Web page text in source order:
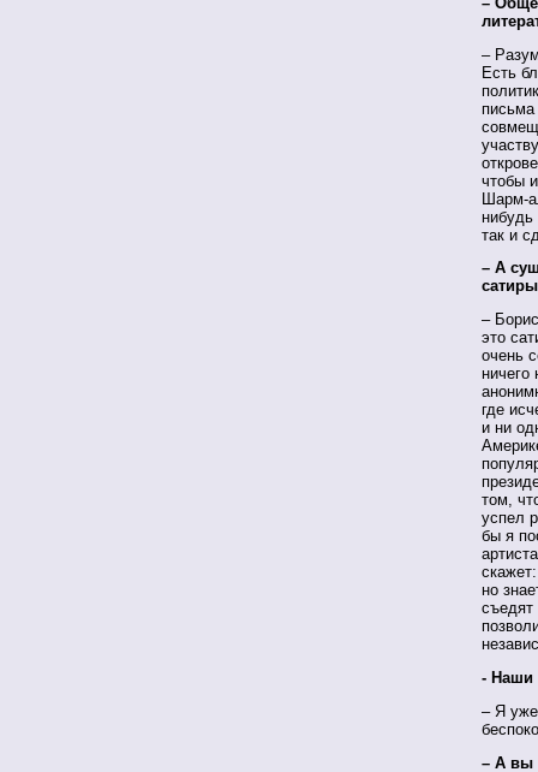
–
Есть
чтобы
Шарм-
так и
– А
–
это
очень
где
и ни
том,
успел
бы я
но
- Наши
– Я уже
– А вы